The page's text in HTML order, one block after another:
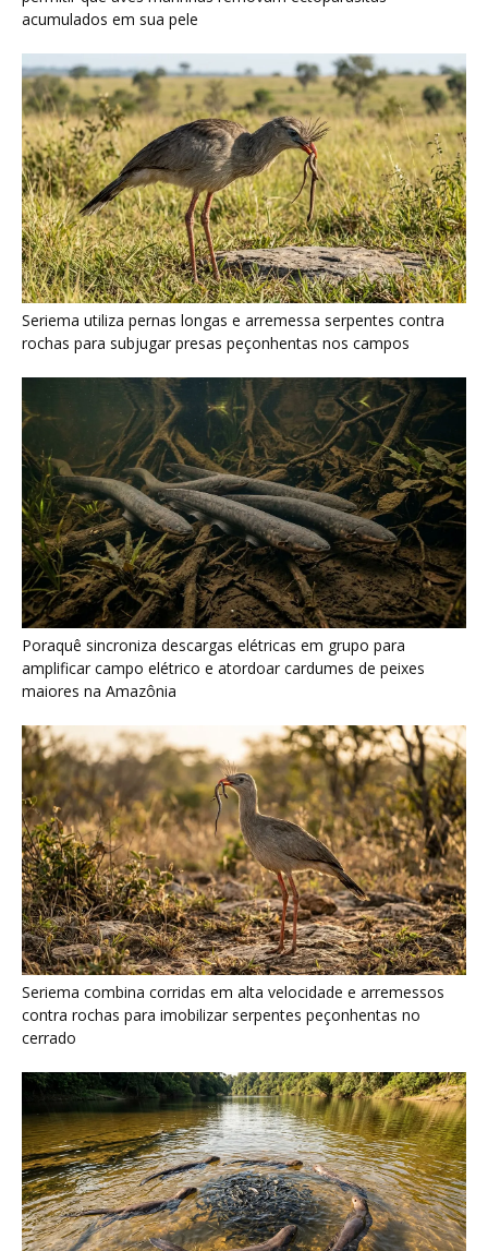
Poraquê sincroniza descargas elétricas em grupo para
amplificar campo elétrico e atordoar cardumes de peixes
maiores na Amazônia
Seriema combina corridas em alta velocidade e arremessos
contra rochas para imobilizar serpentes peçonhentas no
cerrado
Ariranha sincroniza caça coletiva com vocalização subaquática
e cerca cardumes em rios rasos da Amazônia